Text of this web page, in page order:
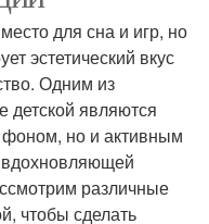
для сна и игр, но
эстетический вкус
Одним из
детской являются
фоном, но и активным
вдохновляющей
различные
чтобы сделать